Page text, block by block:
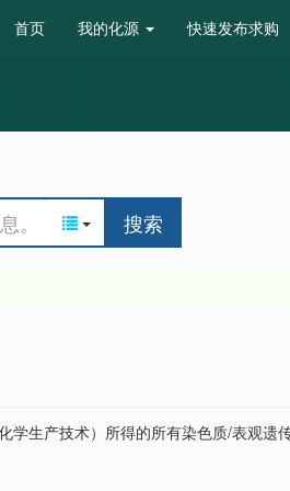
首页 我的化源 快速发布求购
搜索
学生产技术）所得的所有染色质/表观遗